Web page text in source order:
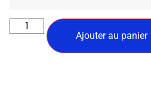
Ajouter au panier